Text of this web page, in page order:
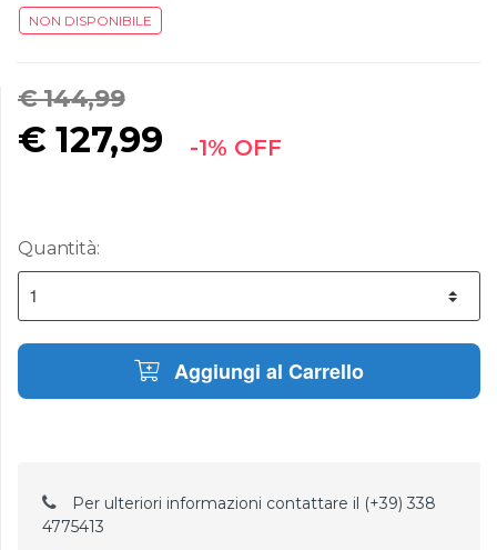
NON DISPONIBILE
€ 144,99
€127,99 -1% OFF
Quantità:
Aggiungi al Carrello
Per ulteriori informazioni contattare il (+39) 338
4775413